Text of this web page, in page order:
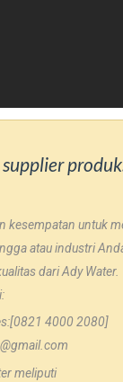
kesempatan untuk
atau industri
dari Ady Water.
4000 2080]
meliputi